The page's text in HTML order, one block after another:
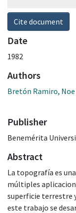
Cite document
Date
1982
Authors
Bretón Ramiro,
Publisher
Benemérita
Abstract
La topografía es
múltiples
superficie terrestre
este trabajo se